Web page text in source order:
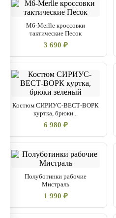
M6-Merlle кроссовки
тактические Песок
3 690 ₽
Костюм СИРИУС-ВЕСТ-ВОРК
куртка, брюки...
6 980 ₽
Полуботинки рабочие
Мистраль
1 990 ₽